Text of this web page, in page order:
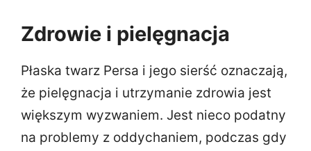
Zdrowie i pielęgnacja
Płaska twarz Persa i jego sierść oznaczają,
że pielęgnacja i utrzymanie zdrowia jest
większym wyzwaniem. Jest nieco podatny
na problemy z oddychaniem, podczas gdy